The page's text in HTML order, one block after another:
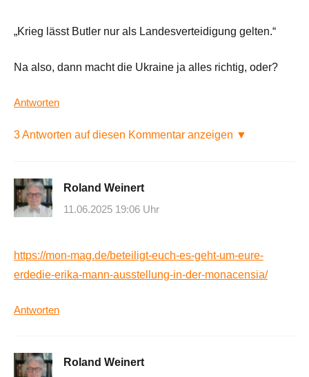
„Krieg lässt Butler nur als Landesverteidigung gelten.“
Na also, dann macht die Ukraine ja alles richtig, oder?
Antworten
3 Antworten auf diesen Kommentar anzeigen ▼
Roland Weinert
11.06.2025 19:06 Uhr
https://mon-mag.de/beteiligt-euch-es-geht-um-eure-
erdedie-erika-mann-ausstellung-in-der-monacensia/
Antworten
Roland Weinert